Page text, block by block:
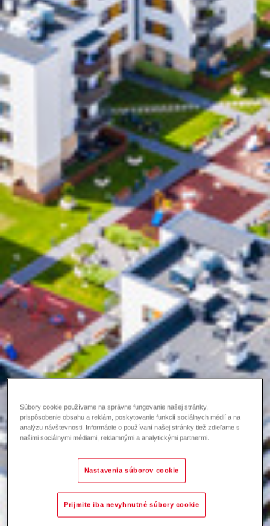
Súbory cookie používame na správne fungovanie našej stránky,
prispôsobenie obsahu a reklám, poskytovanie funkcií sociálnych médií a na
analýzu návštevnosti. Informácie o používaní našej stránky tiež zdieľame s
našimi sociálnymi médiami, reklamnými a analytickými partnermi.
Nastavenia súborov cookie
Prijmite iba nevyhnutné súbory cookie